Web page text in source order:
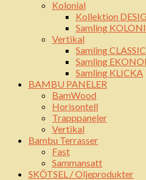
Kolonial
Kollektion
Samling
Vertikal
Samling CLASSIC
Samling
Samling KLICKA
BAMBU PANELER
BamWood
Horisontell
Trapppaneler
Vertikal
Bambu Terrasser
Fast
Sammansatt
SKÖTSEL / Oljeprodukter